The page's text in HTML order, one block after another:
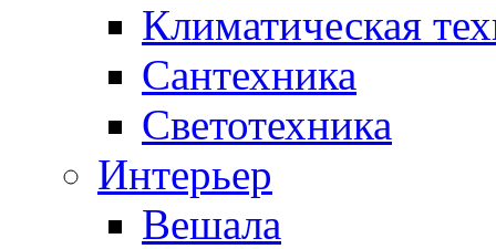
Климатическая
Сантехника
Светотехника
Интерьер
Вешала